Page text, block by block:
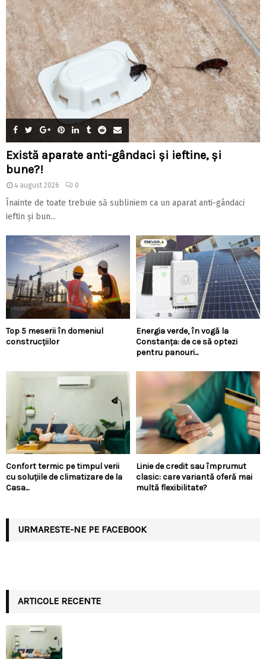
Există aparate anti-gândaci și ieftine, și
bune?!
4 august 2026 0
Înainte de toate trebuie să subliniem ca un aparat anti-gândaci
ieftin și bun...
Top 5 meserii în domeniul
construcțiilor
Energia verde, în vogă la
Constanța: de ce să optezi
pentru panouri...
Confort termic pe timpul verii
cu soluțiile de climatizare de la
Casa...
Linie de credit sau împrumut
clasic: care variantă oferă mai
multă flexibilitate?
URMARESTE-NE PE FACEBOOK
ARTICOLE RECENTE